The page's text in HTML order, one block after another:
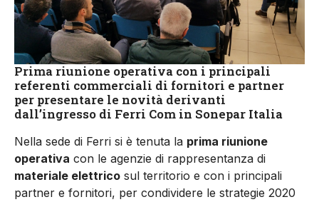
Prima riunione operativa con i principali
referenti commerciali di fornitori e partner
per presentare le novità derivanti
dall’ingresso di Ferri Com in Sonepar Italia
Nella sede di Ferri si è tenuta la prima riunione
operativa con le agenzie di rappresentanza di
materiale elettrico sul territorio e con i principali
partner e fornitori, per condividere le strategie 2020